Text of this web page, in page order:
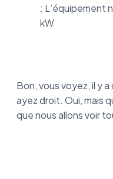
: L’équipement
kW
Bon, vous voyez, il y
ayez droit. Oui, mais
que nous allons voir